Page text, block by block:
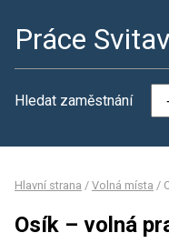
Práce
Hledat zaměstnání
Hlavní strana / Volná místa /
Osík – volná